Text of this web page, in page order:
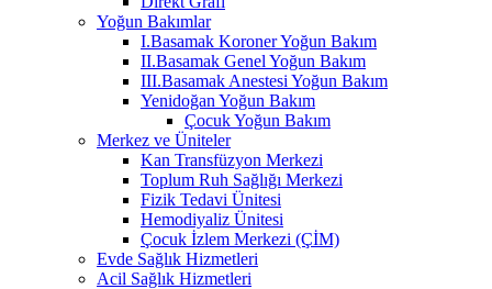
Yoğun Bakımlar
I.Basamak Koroner Yoğun Bakım
II.Basamak Genel Yoğun Bakım
III.Basamak Anestesi Yoğun Bakım
Yenidoğan Yoğun Bakım
Çocuk Yoğun Bakım
Merkez ve Üniteler
Kan Transfüzyon Merkezi
Toplum Ruh Sağlığı Merkezi
Fizik Tedavi Ünitesi
Hemodiyaliz Ünitesi
Çocuk İzlem Merkezi (ÇİM)
Evde Sağlık Hizmetleri
Acil Sağlık Hizmetleri